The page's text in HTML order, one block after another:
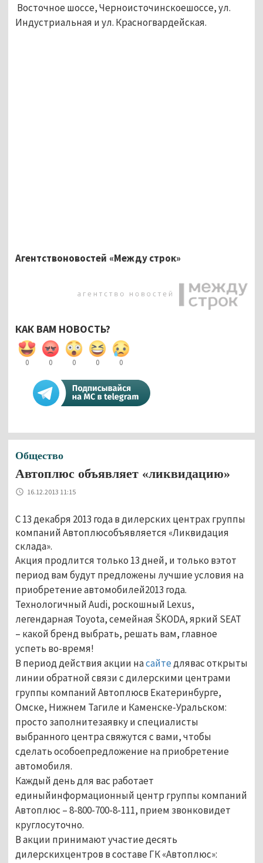
Восточное шоссе, Черноисточинскоешоссе, ул.
Индустриальная и ул. Красногвардейская.
Агентствоновостей «Между строк»
КАК ВАМ НОВОСТЬ?
0 0 0 0 0
Общество
Автоплюс объявляет «ликвидацию»
16.12.2013 11:15
С 13 декабря 2013 года в дилерских центрах группы
компаний Автоплюсобъявляется «Ликвидация
склада».
Акция продлится только 13 дней, и только вэтот
период вам будут предложены лучшие условия на
приобретение автомобилей2013 года.
Технологичный Audi, роскошный Lexus,
легендарная Toyota, семейная ŠKODA, яркий SEAT
– какой бренд выбрать, решать вам, главное
успеть во-время!
В период действия акции насайтедлявас открыты
линии обратной связи с дилерскими центрами
группы компаний Автоплюсв Екатеринбурге,
Омске, Нижнем Тагиле и Каменске-Уральском:
просто заполнитезаявку и специалисты
выбранного центра свяжутся с вами, чтобы
сделать особоепредложение на приобретение
автомобиля.
Каждый день для вас работает
единыйинформационный центр группы компаний
Автоплюс – 8-800-700-8-111, прием звонковидет
круглосуточно.
В акции принимают участие десять
дилерскихцентров в составе ГК «Автоплюс»: